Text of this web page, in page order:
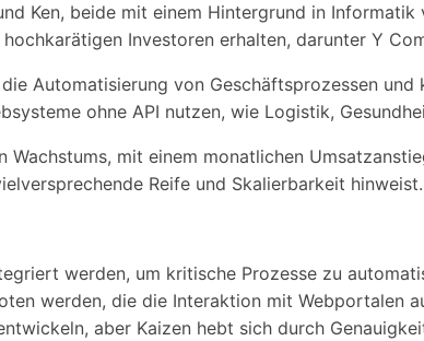
Ken, beide mit einem Hintergrund in
Investoren erhalten, darunter Y
Automatisierung von Geschäftsprozessen
ohne API nutzen, wie Logistik,
Wachstums, mit einem monatlichen
Reife und Skalierbarkeit hinweist.
werden, um kritische Prozesse zu
werden, die die Interaktion mit Webportalen
aber Kaizen hebt sich durch